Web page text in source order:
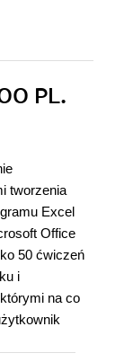
PL.
tworzenia
Excel
Office
50 ćwiczeń
i
na co